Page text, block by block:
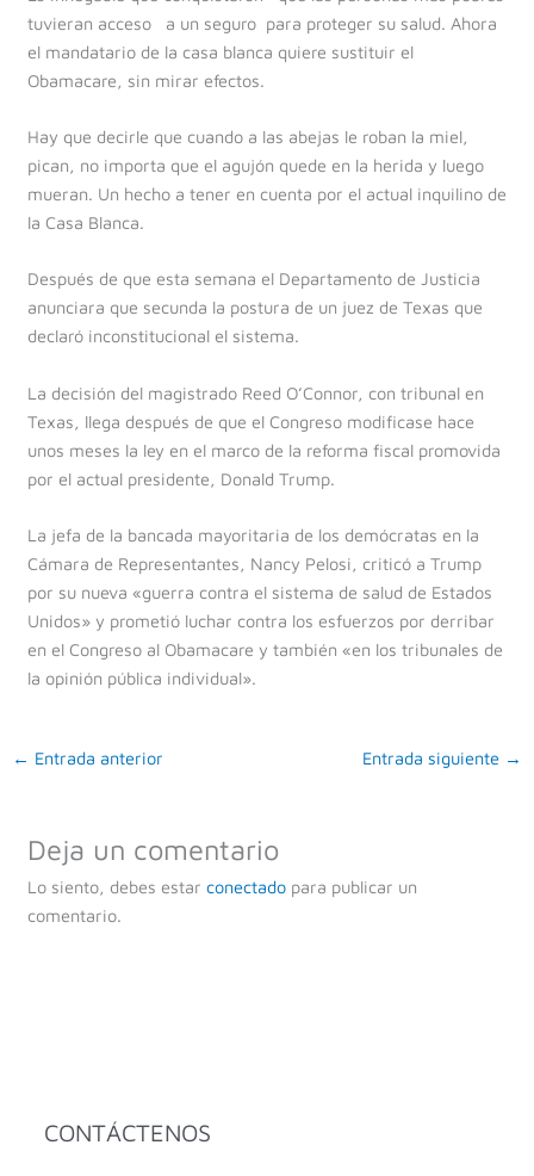
tuvieran acceso a un seguro para proteger su salud. Ahora
el mandatario de la casa blanca quiere sustituir el
Obamacare, sin mirar efectos.
Hay que decirle que cuando a las abejas le roban la miel,
pican, no importa que el agujón quede en la herida y luego
mueran. Un hecho a tener en cuenta por el actual inquilino de
la Casa Blanca.
Después de que esta semana el Departamento de Justicia
anunciara que secunda la postura de un juez de Texas que
declaró inconstitucional el sistema.
La decisión del magistrado Reed O’Connor, con tribunal en
Texas, llega después de que el Congreso modificase hace
unos meses la ley en el marco de la reforma fiscal promovida
por el actual presidente, Donald Trump.
La jefa de la bancada mayoritaria de los demócratas en la
Cámara de Representantes, Nancy Pelosi, criticó a Trump
por su nueva «guerra contra el sistema de salud de Estados
Unidos» y prometió luchar contra los esfuerzos por derribar
en el Congreso al Obamacare y también «en los tribunales de
la opinión pública individual».
← Entrada anterior Entrada siguiente →
Deja un comentario
Lo siento, debes estar conectadopara publicar un
comentario.
CONTÁCTENOS